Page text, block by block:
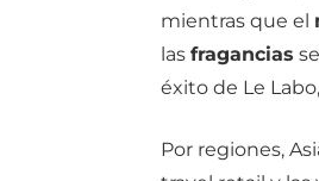
mientras que el
las fragancias
éxito de Le
Por regiones,